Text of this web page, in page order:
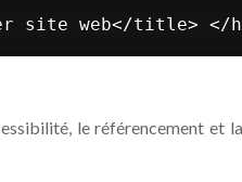
site web</title>
le référencement et